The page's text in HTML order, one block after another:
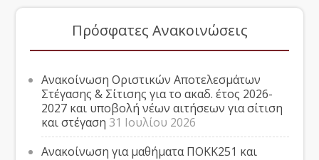
Πρόσφατες Ανακοινώσεις
Ανακοίνωση Οριστικών Αποτελεσμάτων
Στέγασης & Σίτισης για το ακαδ. έτος 2026-
2027 και υποβολή νέων αιτήσεων για σίτιση
και στέγαση 31 Ιουλίου 2026
Ανακοίνωση για μαθήματα ΠΟΚΚ251 και